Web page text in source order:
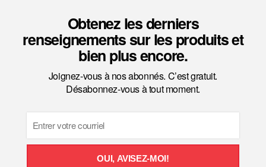
Obtenez les derniers
renseignements sur les produits et
bien plus encore.
Joignez-vous à nos abonnés. C’est gratuit.
Désabonnez-vous à tout moment.
OUI, AVISEZ-MOI!